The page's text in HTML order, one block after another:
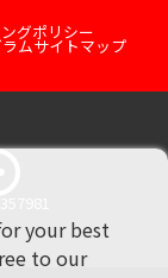
グポリシー
ムサイトマップ
your best
to our